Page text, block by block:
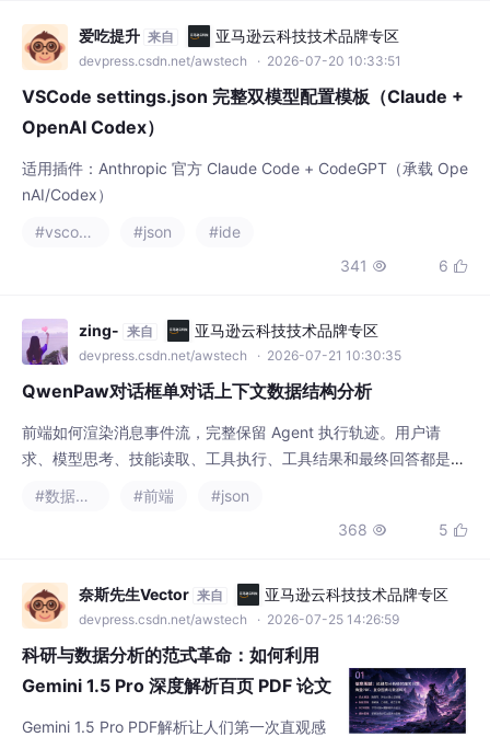
0%)和三级数据清洗方法。重点演示了使用ms
-swift和LLaMA-Factory进行LoRA/
爱吃提升 来自 亚马逊云科技技术品牌专区
devpress.csdn.net/awstech · 2026-07-20 10:33:51
VSCode settings.json 完整双模型配置模板（Claude +
OpenAI Codex）
适用插件：Anthropic 官方 Claude Code + CodeGPT（承载 Ope
nAI/Codex）
#vscode
#json
#ide
341  6 
zing- 来自 亚马逊云科技技术品牌专区
devpress.csdn.net/awstech · 2026-07-21 10:30:35
QwenPaw对话框单对话上下文数据结构分析
前端如何渲染消息事件流，完整保留 Agent 执行轨迹。用户请
求、模型思考、技能读取、工具执行、工具结果和最终回答都是独
#数据结构 #前端
#json
368  5 
奈斯先生Vector 来自 亚马逊云科技技术品牌专区
devpress.csdn.net/awstech · 2026-07-25 14:26:59
科研与数据分析的范式革命：如何利用
Gemini 1.5 Pro 深度解析百页 PDF 论文
与海量商业报表？
Gemini 1.5 Pro PDF解析让人们第一次直观感